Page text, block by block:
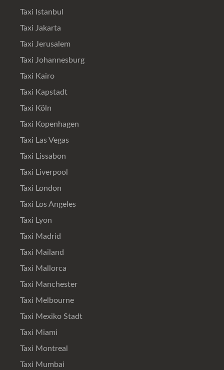
Taxi Istanbul
Taxi Jakarta
Taxi Jerusalem
Taxi Johannesburg
Taxi Kairo
Taxi Kapstadt
Taxi Köln
Taxi Kopenhagen
Taxi Las Vegas
Taxi Lissabon
Taxi Liverpool
Taxi London
Taxi Los Angeles
Taxi Lyon
Taxi Madrid
Taxi Mailand
Taxi Mallorca
Taxi Manchester
Taxi Melbourne
Taxi Mexiko Stadt
Taxi Miami
Taxi Montreal
Taxi Mumbai